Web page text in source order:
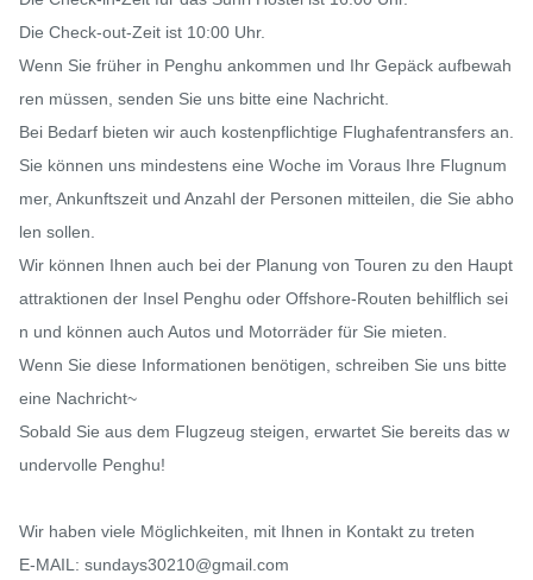
Die Check-out-Zeit ist 10:00 Uhr.
Wenn Sie früher in Penghu ankommen und Ihr Gepäck aufbewah
ren müssen, senden Sie uns bitte eine Nachricht.
Bei Bedarf bieten wir auch kostenpflichtige Flughafentransfers an.
Sie können uns mindestens eine Woche im Voraus Ihre Flugnum
mer, Ankunftszeit und Anzahl der Personen mitteilen, die Sie abho
len sollen.
Wir können Ihnen auch bei der Planung von Touren zu den Haupt
attraktionen der Insel Penghu oder Offshore-Routen behilflich sei
n und können auch Autos und Motorräder für Sie mieten.
Wenn Sie diese Informationen benötigen, schreiben Sie uns bitte
eine Nachricht~
Sobald Sie aus dem Flugzeug steigen, erwartet Sie bereits das w
undervolle Penghu!
Wir haben viele Möglichkeiten, mit Ihnen in Kontakt zu treten
E-MAIL: sundays30210@gmail.com